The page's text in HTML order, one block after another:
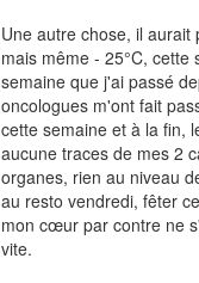
Une autre chose, il aurait
mais même - 25°C,
semaine que j'ai passé
oncologues m'ont fait
cette semaine et à la fin,
aucune traces de mes 2
organes, rien au niveau
au resto vendredi, fêter
mon cœur par contre ne
vite.